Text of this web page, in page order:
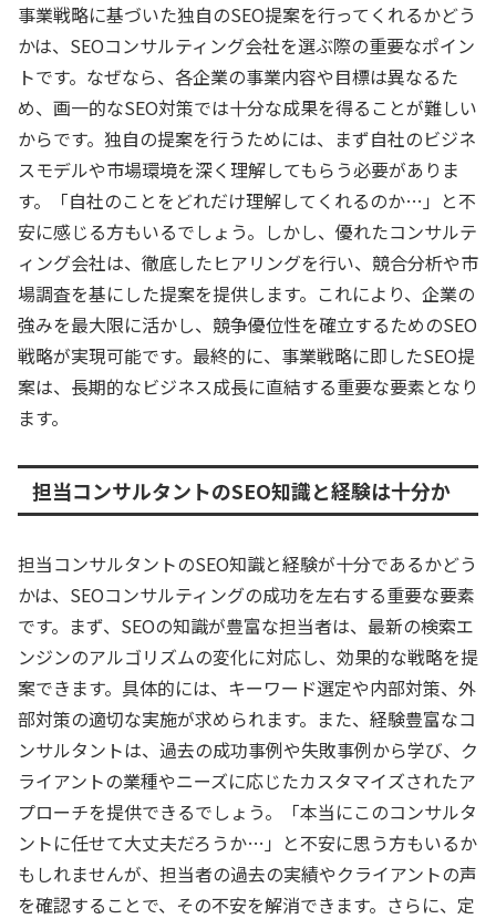
事業戦略に基づいた独自のSEO提案を行ってくれるかどう
かは、SEOコンサルティング会社を選ぶ際の重要なポイン
トです。なぜなら、各企業の事業内容や目標は異なるた
め、画一的なSEO対策では十分な成果を得ることが難しい
からです。独自の提案を行うためには、まず自社のビジネ
スモデルや市場環境を深く理解してもらう必要がありま
す。「自社のことをどれだけ理解してくれるのか…」と不
安に感じる方もいるでしょう。しかし、優れたコンサルテ
ィング会社は、徹底したヒアリングを行い、競合分析や市
場調査を基にした提案を提供します。これにより、企業の
強みを最大限に活かし、競争優位性を確立するためのSEO
戦略が実現可能です。最終的に、事業戦略に即したSEO提
案は、長期的なビジネス成長に直結する重要な要素となり
ます。
担当コンサルタントのSEO知識と経験は十分か
担当コンサルタントのSEO知識と経験が十分であるかどう
かは、SEOコンサルティングの成功を左右する重要な要素
です。まず、SEOの知識が豊富な担当者は、最新の検索エ
ンジンのアルゴリズムの変化に対応し、効果的な戦略を提
案できます。具体的には、キーワード選定や内部対策、外
部対策の適切な実施が求められます。また、経験豊富なコ
ンサルタントは、過去の成功事例や失敗事例から学び、ク
ライアントの業種やニーズに応じたカスタマイズされたア
プローチを提供できるでしょう。「本当にこのコンサルタ
ントに任せて大丈夫だろうか…」と不安に思う方もいるか
もしれませんが、担当者の過去の実績やクライアントの声
を確認することで、その不安を解消できます。さらに、定